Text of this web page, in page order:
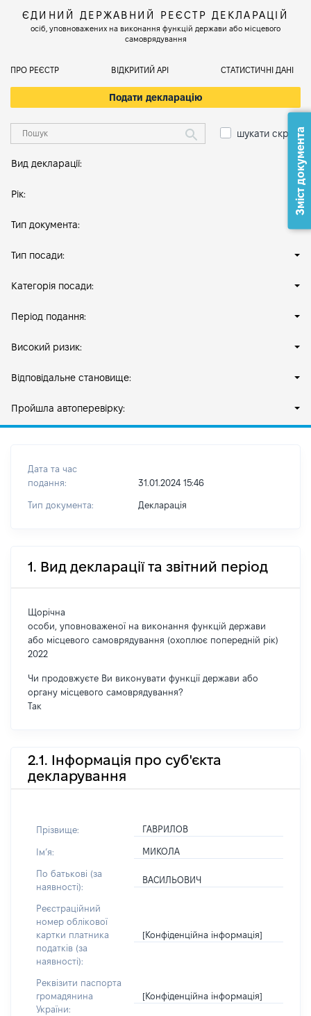
ЄДИНИЙ ДЕРЖАВНИЙ РЕЄСТР ДЕКЛАРАЦІЙ
осіб, уповноважених на виконання функцій держави або місцевого
самоврядування
ПРО РЕЄСТР ВІДКРИТИЙ АРІ СТАТИСТИЧНІ ДАНІ
Подати декларацію
шукати скрізь
Вид декларації:
Рік:
Тип документа:
Тип посади:
Категорія посади:
Період подання:
Високий ризик:
Відповідальне становище:
Пройшла автоперевірку:
Дата та час
подання:
31.01.2024 15:46
Тип документа: Декларація
1. Вид декларації та звітний період
Щорічна
особи, уповноваженої на виконання функцій держави
або місцевого самоврядування (охоплює попередній рік)
2022
Чи продовжуєте Ви виконувати функції держави або
органу місцевого самоврядування?
Так
2.1. Інформація про суб'єкта
декларування
Прізвище: ГАВРИЛОВ
Імʼя: МИКОЛА
По батькові (за
наявності):
ВАСИЛЬОВИЧ
Реєстраційний
номер облікової
картки платника
податків (за
наявності):
[Конфіденційна інформація]
Реквізити паспорта
громадянина
України:
[Конфіденційна інформація]
Зміст документа